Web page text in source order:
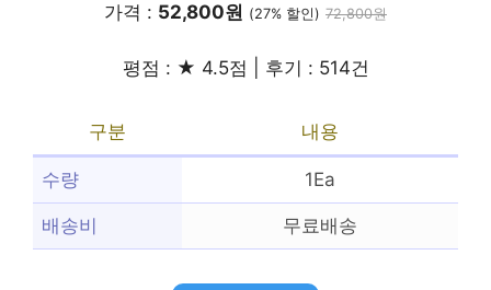
가격 : 52,800원 (27% 할인) 72,800원
평점 : ★ 4.5점 | 후기 : 514건
구분 내용
수량 1Ea
배송비 무료배송